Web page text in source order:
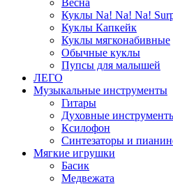
Весна
Куклы Na! Na! Na!
Куклы Капкейк
Куклы мягконабивные
Обычные куклы
Пупсы для малышей
ЛЕГО
Музыкальные инструменты
Гитары
Духовные
Ксилофон
Синтезаторы и
Мягкие игрушки
Басик
Медвежата